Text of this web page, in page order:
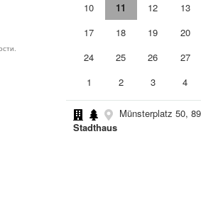
10
11 12 13
17
18 19 20
24
25 26 27
1
2 3 4
Münsterplatz 50,
Stadthaus